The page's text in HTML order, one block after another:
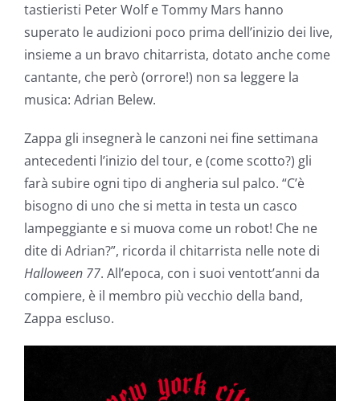
tastieristi Peter Wolf e Tommy Mars hanno
superato le audizioni poco prima dell’inizio dei live,
insieme a un bravo chitarrista, dotato anche come
cantante, che però (orrore!) non sa leggere la
musica: Adrian Belew.
Zappa gli insegnerà le canzoni nei fine settimana
antecedenti l’inizio del tour, e (come scotto?) gli
farà subire ogni tipo di angheria sul palco. “C’è
bisogno di uno che si metta in testa un casco
lampeggiante e si muova come un robot! Che ne
dite di Adrian?”, ricorda il chitarrista nelle note di
Halloween 77. All’epoca, con i suoi ventott’anni da
compiere, è il membro più vecchio della band,
Zappa escluso.